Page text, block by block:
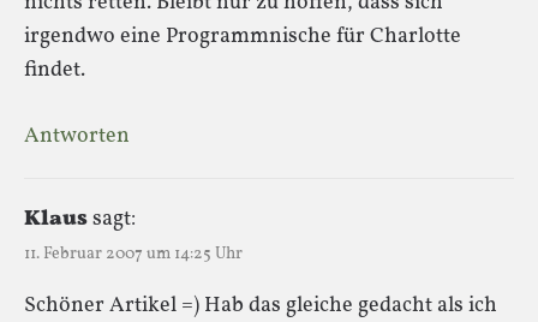
irgendwo eine Programmnische für Charlotte
findet.
Antworten
Klaussagt:
11. Februar 2007 um 14:25 Uhr
Schöner Artikel =) Hab das gleiche gedacht als ich